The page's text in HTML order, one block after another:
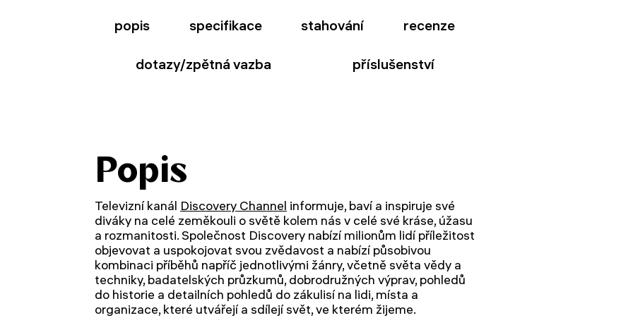
popis specifikace stahování recenze
dotazy/zpětná vazba příslušenství
Popis
Televizní kanál Discovery Channel informuje, baví a inspiruje své
diváky na celé zeměkouli o světě kolem nás v celé své kráse, úžasu
a rozmanitosti. Společnost Discovery nabízí milionům lidí příležitost
objevovat a uspokojovat svou zvědavost a nabízí působivou
kombinaci příběhů napříč jednotlivými žánry, včetně světa vědy a
techniky, badatelských průzkumů, dobrodružných výprav, pohledů
do historie a detailních pohledů do zákulisí na lidi, místa a
organizace, které utvářejí a sdílejí svět, ve kterém žijeme.